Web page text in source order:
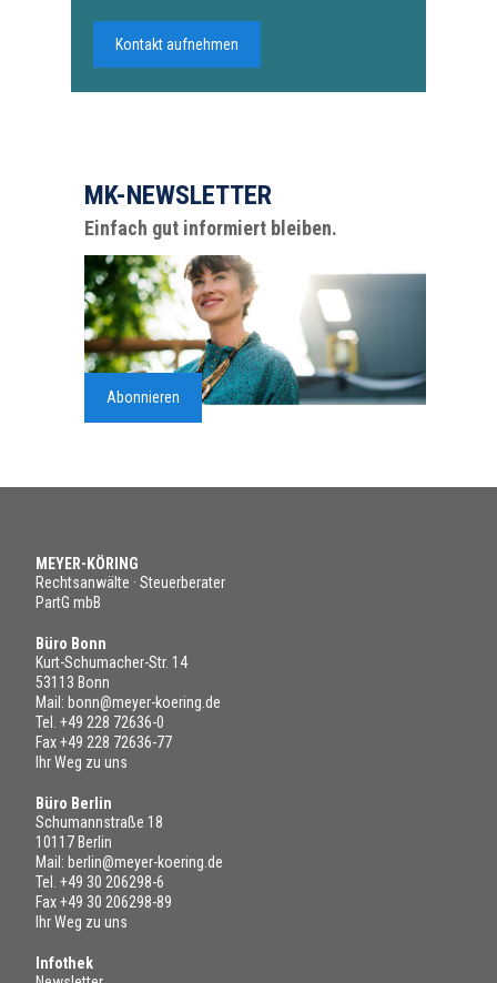
Kontakt aufnehmen
MK-NEWSLETTER
Einfach gut informiert bleiben.
Abonnieren
MEYER-KÖRING
Rechtsanwälte · Steuerberater
PartG mbB
Büro Bonn
Kurt-Schumacher-Str. 14
53113 Bonn
Mail: bonn@meyer-koering.de
Tel. +49 228 72636-0
Fax +49 228 72636-77
Ihr Weg zu uns
Büro Berlin
Schumannstraße 18
10117 Berlin
Mail: berlin@meyer-koering.de
Tel. +49 30 206298-6
Fax +49 30 206298-89
Ihr Weg zu uns
Infothek